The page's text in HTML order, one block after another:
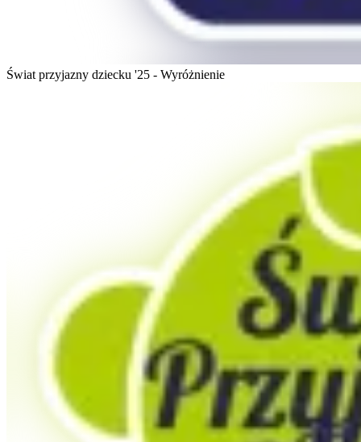
Świat przyjazny dziecku '25 - Wyróżnienie